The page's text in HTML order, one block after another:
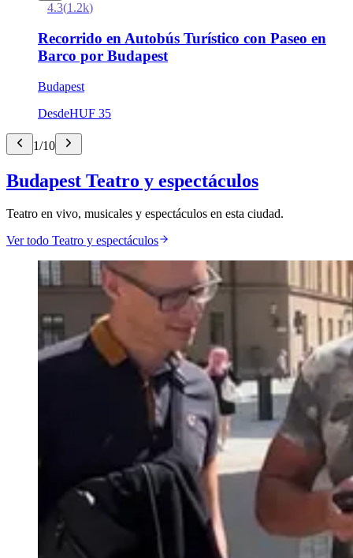
4.3(1.2k)
Recorrido en Autobús Turístico con Paseo en
Barco por Budapest
Budapest
DesdeHUF 35
1/10
Budapest Teatro y espectáculos
Teatro en vivo, musicales y espectáculos en esta ciudad.
Ver todo Teatro y espectáculos